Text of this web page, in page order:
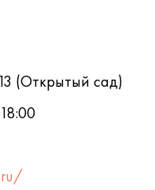
(Открытый сад)